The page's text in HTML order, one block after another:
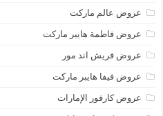
عروض عالم ماركت
عروض فاطمة هايبر ماركت
عروض فريش اند مور
عروض فيفا هايبر ماركت
عروض كارفور الإمارات